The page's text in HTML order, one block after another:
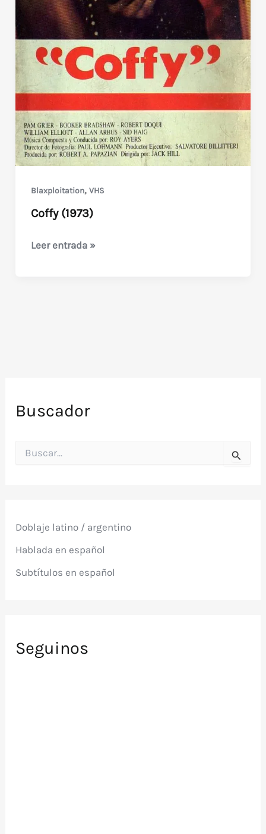
Blaxploitation, VHS
Coffy (1973)
Coffy
Leer entrada »
Buscador
o
:
Doblaje latino / argentino
Hablada en español
Subtítulos en español
Seguinos